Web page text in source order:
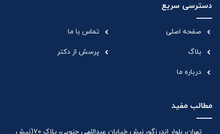
دسترسی سریع
صفحه اصلی
بلاگ
درباره ما
تماس با ما
پرسش از دکتر
مطالب مفید
تهران، بلوار اندرزگو، نبش خیابان عبداللهی جنوبی، پلاک ۷۰(نیش